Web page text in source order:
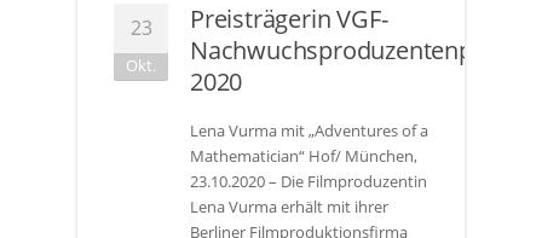
23
Okt.
Preisträgerin VGF-
Nachwuchsproduzentenpreis
2020
Lena Vurma mit „Adventures of a
Mathematician“ Hof/ München,
23.10.2020 – Die Filmproduzentin
Lena Vurma erhält mit ihrer
Berliner Filmproduktionsfirma